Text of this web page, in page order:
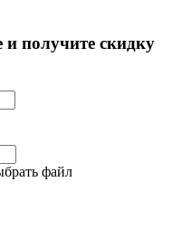
получите скидку
файл